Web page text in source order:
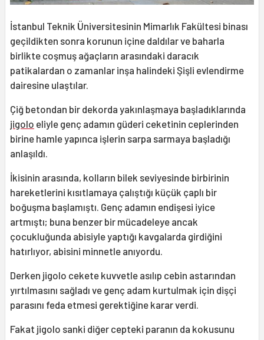
İstanbul Teknik Üniversitesinin Mimarlık Fakültesi binası
geçildikten sonra korunun içine daldılar ve baharla
birlikte coşmuş ağaçların arasındaki daracık
patikalardan o zamanlar inşa halindeki Şişli evlendirme
dairesine ulaştılar.
Çiğ betondan bir dekorda yakınlaşmaya başladıklarında
jigolo eliyle genç adamın güderi ceketinin ceplerinden
birine hamle yapınca işlerin sarpa sarmaya başladığı
anlaşıldı.
İkisinin arasında, kolların bilek seviyesinde birbirinin
hareketlerini kısıtlamaya çalıştığı küçük çaplı bir
boğuşma başlamıştı. Genç adamın endişesi iyice
artmıştı; buna benzer bir mücadeleye ancak
çocukluğunda abisiyle yaptığı kavgalarda girdiğini
hatırlıyor, abisini minnetle anıyordu.
Derken jigolo cekete kuvvetle asılıp cebin astarından
yırtılmasını sağladı ve genç adam kurtulmak için dişçi
parasını feda etmesi gerektiğine karar verdi.
Fakat jigolo sanki diğer cepteki paranın da kokusunu